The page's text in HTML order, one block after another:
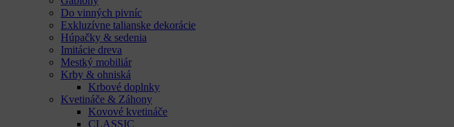
Do vinných pivníc
Exkluzívne talianske dekorácie
Húpačky & sedenia
Imitácie dreva
Mestký mobiliár
Krby & ohniská
Krbové doplnky
Kvetináče & Záhony
Kovové kvetináče
CLASSIC